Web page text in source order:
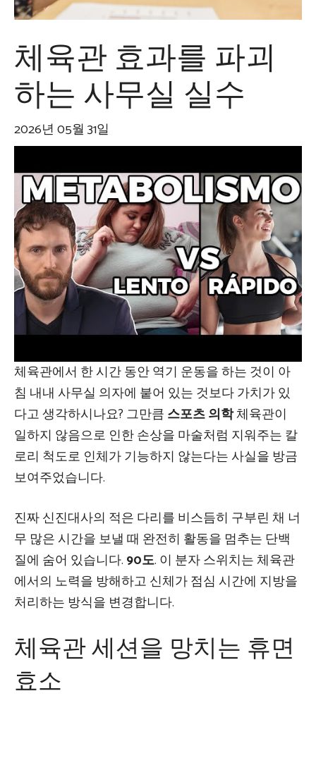
체육관 효과를 파괴
하는 사무실 실수
2026년 05월 31일
체육관에서 한 시간 동안 역기 운동을 하는 것이 아
침 내내 사무실 의자에 붙어 있는 것보다 가치가 있
다고 생각하시나요? 그만큼 스포츠 의학체육관이
일하지 않음으로 인한 손상을 마술처럼 지워주는 칼
로리 척도로 인체가 기능하지 않는다는 사실을 방금
보여주었습니다.
진짜 신진대사의 적은 다리를 비스듬히 구부린 채 너
무 많은 시간을 보낼 때 완전히 활동을 멈추는 단백
질에 숨어 있습니다. 90도. 이 분자 스위치는 체육관
에서의 노력을 방해하고 신체가 점심 시간에 지방을
처리하는 방식을 변경합니다.
체육관 세션을 망치는 휴면
효소